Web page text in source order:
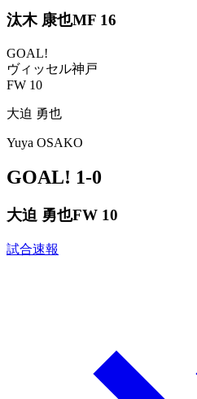
汰木 康也MF 16
GOAL!
ヴィッセル神戸
FW 10
大迫 勇也
Yuya OSAKO
GOAL! 1-0
大迫 勇也FW 10
試合速報